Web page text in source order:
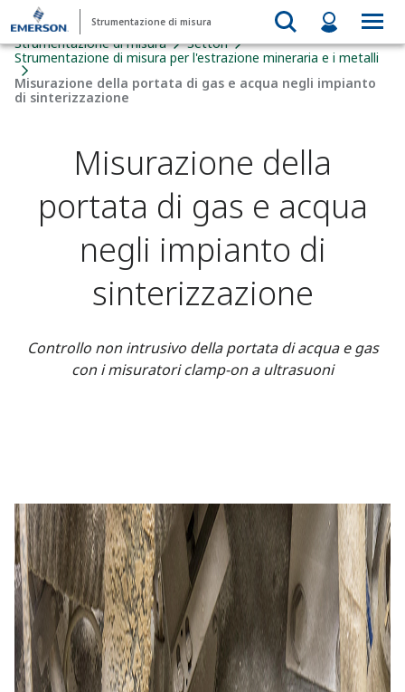
Strumentazione di misura
Strumentazione di misura
Settori
Strumentazione di misura per l'estrazione mineraria e i metalli
Misurazione della portata di gas e acqua negli impianto
di sinterizzazione
Misurazione della
portata di gas e acqua
negli impianto di
sinterizzazione
Controllo non intrusivo della portata di acqua e gas
con i misuratori clamp-on a ultrasuoni